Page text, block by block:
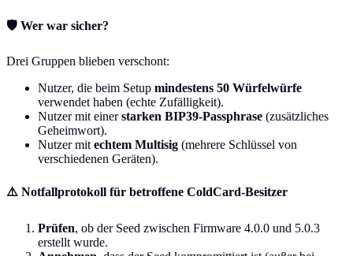
🛡️ Wer war sicher?
Drei Gruppen blieben verschont:
Nutzer, die beim Setup mindestens 50 Würfelwürfe
verwendet haben (echte Zufälligkeit).
Nutzer mit einerstarken BIP39-Passphrase (zusätzliches
Geheimwort).
Nutzer mit echtem Multisig (mehrere Schlüssel von
verschiedenen Geräten).
⚠️ Notfallprotokoll für betroffene ColdCard-Besitzer
Prüfen, ob der Seed zwischen Firmware 4.0.0 und 5.0.3
erstellt wurde.